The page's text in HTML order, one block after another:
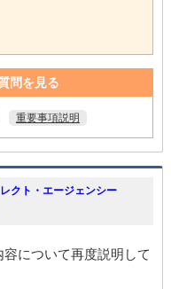
問を見る
重要事項説明
クト・エージェンシー
について再度説明して